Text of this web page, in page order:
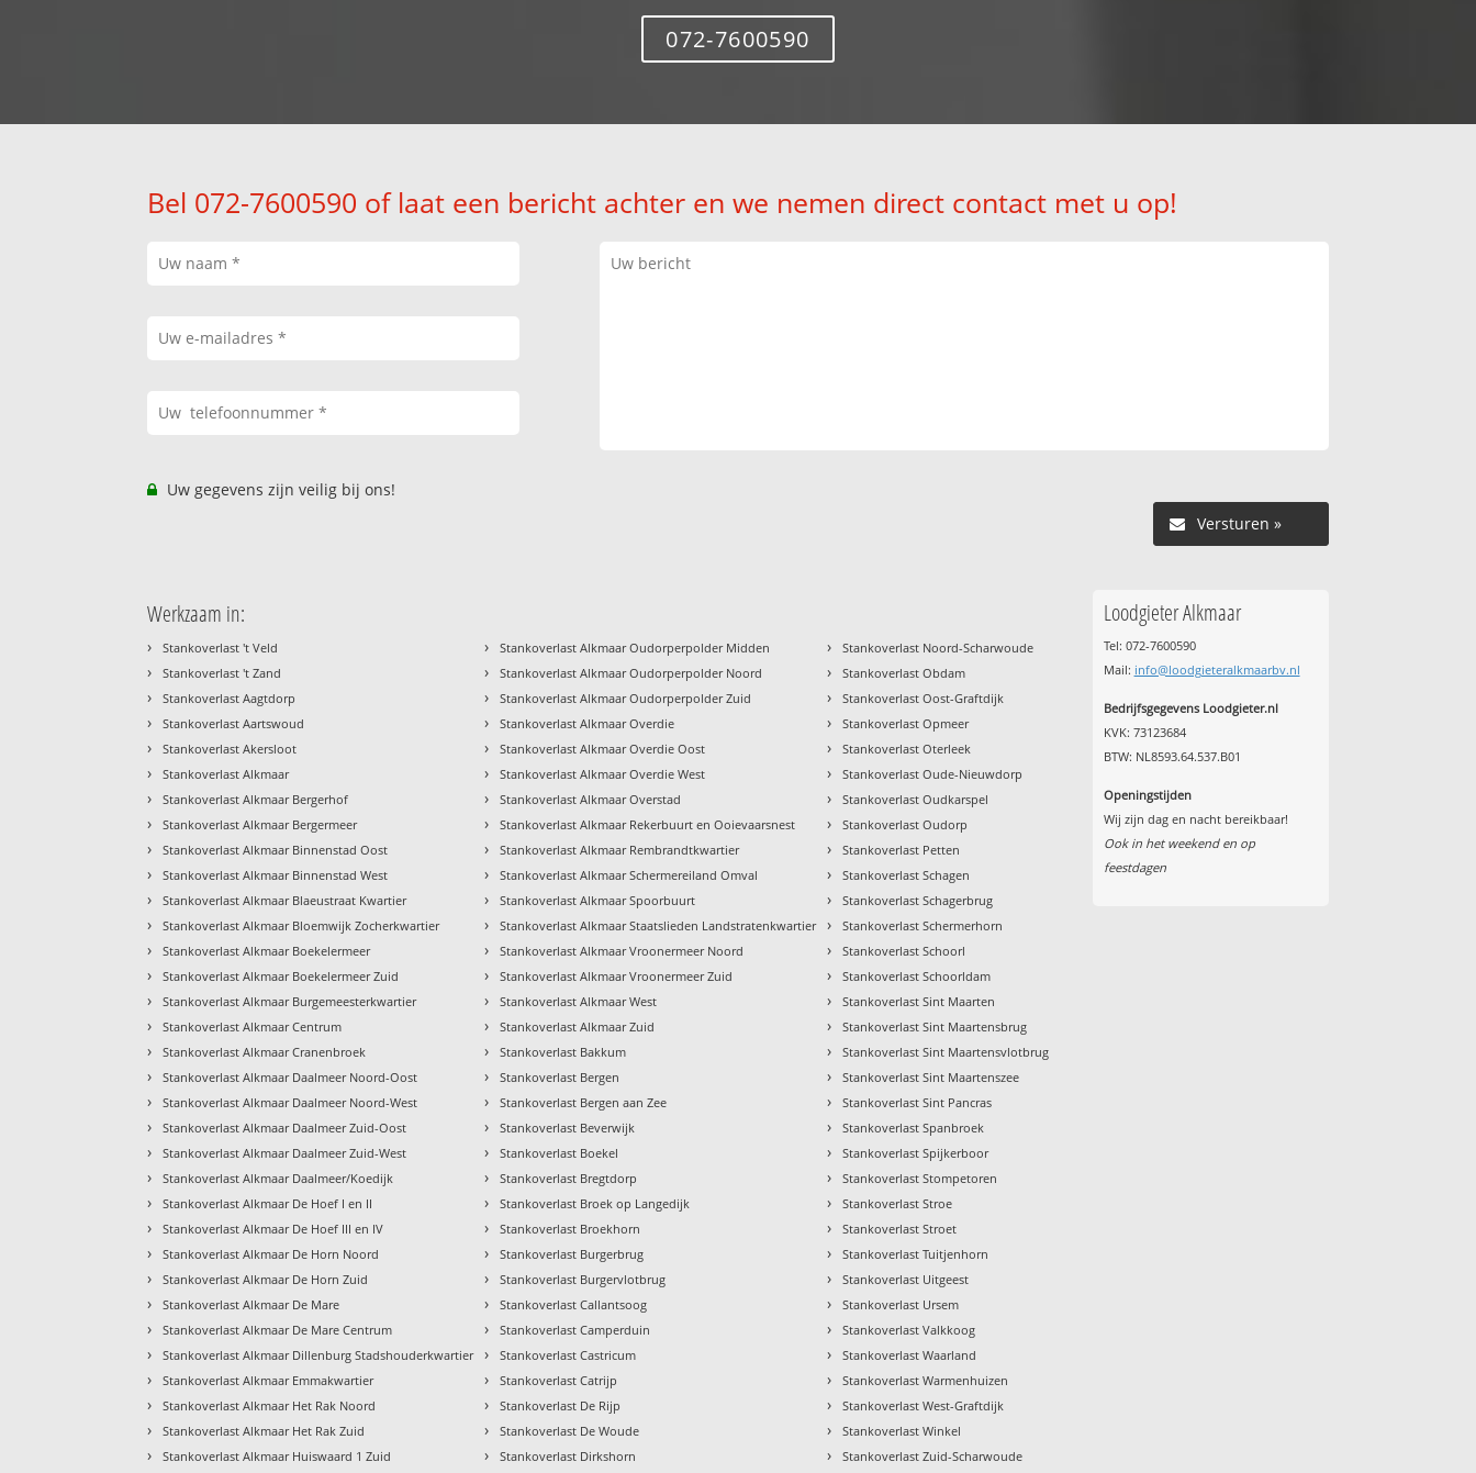
072-7600590
Bel 072-7600590 of laat een bericht achter en we nemen direct contact met u op!
Uw gegevens zijn veilig bij ons!
Versturen »
Werkzaam in:
› Stankoverlast 't Veld
› Stankoverlast 't Zand
› Stankoverlast Aagtdorp
› Stankoverlast Aartswoud
› Stankoverlast Akersloot
› Stankoverlast Alkmaar
› Stankoverlast Alkmaar Bergerhof
› Stankoverlast Alkmaar Bergermeer
› Stankoverlast Alkmaar Binnenstad Oost
› Stankoverlast Alkmaar Binnenstad West
› Stankoverlast Alkmaar Blaeustraat Kwartier
› Stankoverlast Alkmaar Bloemwijk Zocherkwartier
› Stankoverlast Alkmaar Boekelermeer
› Stankoverlast Alkmaar Boekelermeer Zuid
› Stankoverlast Alkmaar Burgemeesterkwartier
› Stankoverlast Alkmaar Centrum
› Stankoverlast Alkmaar Cranenbroek
› Stankoverlast Alkmaar Daalmeer Noord-Oost
› Stankoverlast Alkmaar Daalmeer Noord-West
› Stankoverlast Alkmaar Daalmeer Zuid-Oost
› Stankoverlast Alkmaar Daalmeer Zuid-West
› Stankoverlast Alkmaar Daalmeer/Koedijk
› Stankoverlast Alkmaar De Hoef I en II
› Stankoverlast Alkmaar De Hoef III en IV
› Stankoverlast Alkmaar De Horn Noord
› Stankoverlast Alkmaar De Horn Zuid
› Stankoverlast Alkmaar De Mare
› Stankoverlast Alkmaar De Mare Centrum
› Stankoverlast Alkmaar Dillenburg Stadshouderkwartier
› Stankoverlast Alkmaar Emmakwartier
› Stankoverlast Alkmaar Het Rak Noord
› Stankoverlast Alkmaar Het Rak Zuid
› Stankoverlast Alkmaar Huiswaard 1 Zuid
› Stankoverlast Alkmaar Oudorperpolder Midden
› Stankoverlast Alkmaar Oudorperpolder Noord
› Stankoverlast Alkmaar Oudorperpolder Zuid
› Stankoverlast Alkmaar Overdie
› Stankoverlast Alkmaar Overdie Oost
› Stankoverlast Alkmaar Overdie West
› Stankoverlast Alkmaar Overstad
› Stankoverlast Alkmaar Rekerbuurt en Ooievaarsnest
› Stankoverlast Alkmaar Rembrandtkwartier
› Stankoverlast Alkmaar Schermereiland Omval
› Stankoverlast Alkmaar Spoorbuurt
› Stankoverlast Alkmaar Staatslieden Landstratenkwartier
› Stankoverlast Alkmaar Vroonermeer Noord
› Stankoverlast Alkmaar Vroonermeer Zuid
› Stankoverlast Alkmaar West
› Stankoverlast Alkmaar Zuid
› Stankoverlast Bakkum
› Stankoverlast Bergen
› Stankoverlast Bergen aan Zee
› Stankoverlast Beverwijk
› Stankoverlast Boekel
› Stankoverlast Bregtdorp
› Stankoverlast Broek op Langedijk
› Stankoverlast Broekhorn
› Stankoverlast Burgerbrug
› Stankoverlast Burgervlotbrug
› Stankoverlast Callantsoog
› Stankoverlast Camperduin
› Stankoverlast Castricum
› Stankoverlast Catrijp
› Stankoverlast De Rijp
› Stankoverlast De Woude
› Stankoverlast Dirkshorn
› Stankoverlast Noord-Scharwoude
› Stankoverlast Obdam
› Stankoverlast Oost-Graftdijk
› Stankoverlast Opmeer
› Stankoverlast Oterleek
› Stankoverlast Oude-Nieuwdorp
› Stankoverlast Oudkarspel
› Stankoverlast Oudorp
› Stankoverlast Petten
› Stankoverlast Schagen
› Stankoverlast Schagerbrug
› Stankoverlast Schermerhorn
› Stankoverlast Schoorl
› Stankoverlast Schoorldam
› Stankoverlast Sint Maarten
› Stankoverlast Sint Maartensbrug
› Stankoverlast Sint Maartensvlotbrug
› Stankoverlast Sint Maartenszee
› Stankoverlast Sint Pancras
› Stankoverlast Spanbroek
› Stankoverlast Spijkerboor
› Stankoverlast Stompetoren
› Stankoverlast Stroe
› Stankoverlast Stroet
› Stankoverlast Tuitjenhorn
› Stankoverlast Uitgeest
› Stankoverlast Ursem
› Stankoverlast Valkkoog
› Stankoverlast Waarland
› Stankoverlast Warmenhuizen
› Stankoverlast West-Graftdijk
› Stankoverlast Winkel
› Stankoverlast Zuid-Scharwoude
Loodgieter Alkmaar
Tel: 072-7600590
Mail: info@loodgieteralkmaarbv.nl
Bedrijfsgegevens Loodgieter.nl
KVK: 73123684
BTW: NL8593.64.537.B01
Openingstijden
Wij zijn dag en nacht bereikbaar!
Ook in het weekend en op
feestdagen